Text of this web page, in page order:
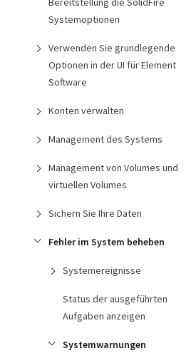
Systemoptionen
Verwenden Sie grundlegende
Optionen in der UI für Element
Software
Konten verwalten
Management des Systems
Management von Volumes und
virtuellen Volumes
Sichern Sie Ihre Daten
Fehler im System beheben
Systemereignisse
Status der ausgeführten
Aufgaben anzeigen
Systemwarnungen